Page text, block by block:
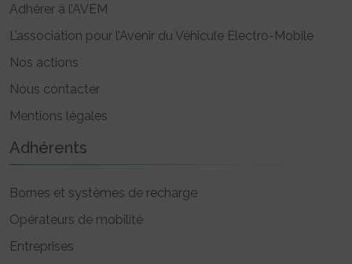
Adhérer à l’AVEM
L’association pour l’Avenir du Véhicule Electro-Mobile
Nos actions
Nous contacter
Mentions légales
Adhérents
Bornes et systèmes de recharge
Opérateurs de mobilité
Entreprises